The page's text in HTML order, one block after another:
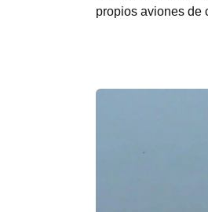
propios aviones de